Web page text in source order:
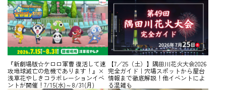
『新劇場版☆ケロロ軍曹 復活して速
攻地球滅亡の危機であります！』×
浅草花やしきコラボレーションイベ
ントが開催！7/15(水)～8/31(月)
【7／25（土）】隅田川花火大会2026
完全ガイド｜穴場スポットから屋台
情報まで徹底解説！他イベントによ
る混雑も